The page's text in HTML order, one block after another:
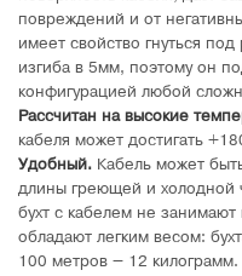
повреждений и от
имеет свойство гнуться
изгиба в 5мм, поэтому он
конфигурацией любой
Рассчитан на высокие
кабеля может достигать
Удобный. Кабель может
длины греющей и холодной
бухт с кабелем не
обладают легким весом:
100 метров – 12